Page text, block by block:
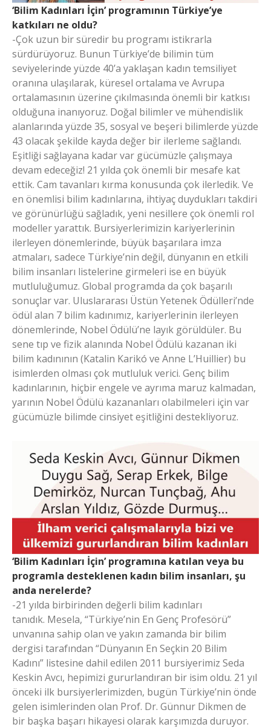
‘Bilim Kadınları İçin’ programının Türkiye’ye
katkıları ne oldu?
-Çok uzun bir süredir bu programı istikrarla
sürdürüyoruz. Bunun Türkiye’de bilimin tüm
seviyelerinde yüzde 40’a yaklaşan kadın temsiliyet
oranına ulaşılarak, küresel ortalama ve Avrupa
ortalamasının üzerine çıkılmasında önemli bir katkısı
olduğuna inanıyoruz. Doğal bilimler ve mühendislik
alanlarında yüzde 35, sosyal ve beşeri bilimlerde yüzde
43 olacak şekilde kayda değer bir ilerleme sağlandı.
Eşitliği sağlayana kadar var gücümüzle çalışmaya
devam edeceğiz! 21 yılda çok önemli bir mesafe kat
ettik. Cam tavanları kırma konusunda çok ilerledik. Ve
en önemlisi bilim kadınlarına, ihtiyaç duydukları takdiri
ve görünürlüğü sağladık, yeni nesillere çok önemli rol
modeller yarattık. Bursiyerlerimizin kariyerlerinin
ilerleyen dönemlerinde, büyük başarılara imza
atmaları, sadece Türkiye’nin değil, dünyanın en etkili
bilim insanları listelerine girmeleri ise en büyük
mutluluğumuz. Global programda da çok başarılı
sonuçlar var. Uluslararası Üstün Yetenek Ödülleri’nde
ödül alan 7 bilim kadınımız, kariyerlerinin ilerleyen
dönemlerinde, Nobel Ödülü’ne layık görüldüler. Bu
sene tıp ve fizik alanında Nobel Ödülü kazanan iki
bilim kadınının (Katalin Karikó ve Anne L’Huillier) bu
isimlerden olması çok mutluluk verici. Genç bilim
kadınlarının, hiçbir engele ve ayrıma maruz kalmadan,
yarının Nobel Ödülü kazananları olabilmeleri için var
gücümüzle bilimde cinsiyet eşitliğini destekliyoruz.
‘Bilim Kadınları İçin’ programına katılan veya bu
programla desteklenen kadın bilim insanları, şu
anda nerelerde?
-21 yılda birbirinden değerli bilim kadınları
tanıdık. Mesela, “Türkiye’nin En Genç Profesörü”
unvanına sahip olan ve yakın zamanda bir bilim
dergisi tarafından “Dünyanın En Seçkin 20 Bilim
Kadını” listesine dahil edilen 2011 bursiyerimiz Seda
Keskin Avcı, hepimizi gururlandıran bir isim oldu. 21 yıl
önceki ilk bursiyerlerimizden, bugün Türkiye’nin önde
gelen isimlerinden olan Prof. Dr. Günnur Dikmen de
bir başka başarı hikayesi olarak karşımızda duruyor.